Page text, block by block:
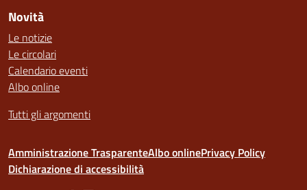
Novità
Le notizie
Le circolari
Calendario eventi
Albo online
Tutti gli argomenti
Amministrazione TrasparenteAlbo onlinePrivacy Policy
Dichiarazione di accessibilità